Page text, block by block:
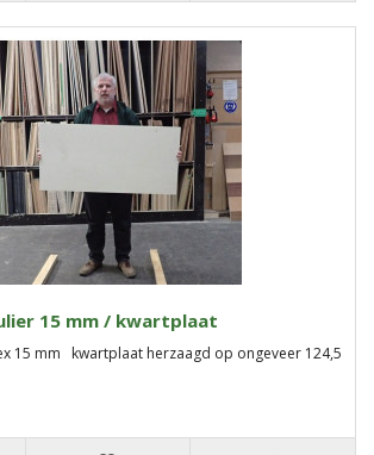
15 mm / kwartplaat
15 mm kwartplaat herzaagd op ongeveer 124,5